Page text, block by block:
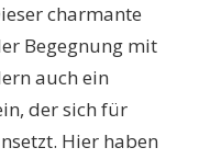
charmante
Begegnung mit
auch ein
der sich für
Hier haben